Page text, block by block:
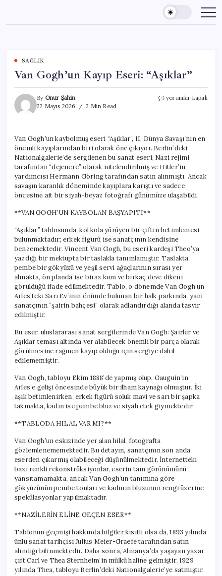
content
SAĞLIK
Van Gogh’un Kayıp Eseri: “Aşıklar”
By Onur Şahin
22 Mayıs 2026
2 Min Read
Van
için
yorumlar kapalı
Van Gogh’un kaybolmuş eseri “Aşıklar”, II. Dünya Savaşı’nın en
önemli kayıplarından biri olarak öne çıkıyor. Berlin’deki
Nationalgalerie’de sergilenen bu sanat eseri, Nazi rejimi
tarafından “dejenere” olarak nitelendirilmiş ve Hitler’in
yardımcısı Hermann Göring tarafından satın alınmıştı. Ancak
savaşın karanlık döneminde kayıplara karıştı ve sadece
öncesine ait bir siyah-beyaz fotoğrafı günümüze ulaşabildi.
**VAN GOGH’UN KAYBOLAN BAŞYAPITI**
“Aşıklar” tablosunda, kol kola yürüyen bir çiftin betimlemesi
bulunmaktadır; erkek figürü ise sanatçının kendisine
benzemektedir. Vincent Van Gogh, bu eseri kardeşi Theo’ya
yazdığı bir mektupta bir taslakla tanımlamıştır. Taslakta,
pembe bir gökyüzü ve yeşil servi ağaçlarının sırası yer
almakta, ön planda ise biraz kum ve birkaç deve dikeni
görüldüğü ifade edilmektedir. Tablo, o dönemde Van Gogh’un
Arles’teki Sarı Ev’inin önünde bulunan bir halk parkında, yani
sanatçının “şairin bahçesi” olarak adlandırdığı alanda tasvir
edilmiştir.
Bu eser, uluslararası sanat sergilerinde Van Gogh: Şairler ve
Aşıklar teması altında yer alabilecek önemli bir parça olarak
görülmesine rağmen kayıp olduğu için sergiye dahil
edilememiştir.
Van Gogh, tabloyu Ekim 1888’de yapmış olup, Gauguin’in
Arles’e gelişi öncesinde büyük bir ilham kaynağı olmuştur. İki
aşık betimlenirken, erkek figürü soluk mavi ve sarı bir şapka
takmakta, kadın ise pembe bluz ve siyah etek giymektedir.
**TABLODA HILAL VAR MI?**
Van Gogh’un eskizinde yer alan hilal, fotoğrafta
gözlemlenememektedir. Bu detayın, sanatçının son anda
eserden çıkarmış olabileceği düşünülmektedir. İnternetteki
bazı renkli rekonstrüksiyonlar, eserin tam görünümünü
yansıtamamakta, ancak Van Gogh’un tanımına göre
gökyüzünün pembe tonları ve kadının bluzunun rengi üzerine
spekülasyonlar yapılmaktadır.
**NAZİLERİN ELİNE GEÇEN ESER**
Tablonun geçmişi hakkında bilgiler kısıtlı olsa da, 1893 yılında
ünlü sanat tarihçisi Julius Meier-Graefe tarafından satın
alındığı bilinmektedir. Daha sonra, Almanya’da yaşayan yazar
çift Carl ve Thea Sternheim’in mülkü haline gelmiştir. 1929
yılında Thea, tabloyu Berlin’deki Nationalgalerie’ye satmıştır.